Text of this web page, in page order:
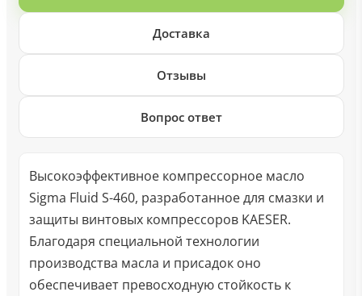
Доставка
Отзывы
Вопрос ответ
Высокоэффективное компрессорное масло
Sigma Fluid S-460, разработанное для смазки и
защиты винтовых компрессоров KAESER.
Благодаря специальной технологии
производства масла и присадок оно
обеспечивает превосходную стойкость к